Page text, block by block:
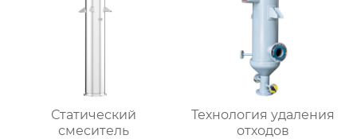
Статический
смеситель
Технология удаления
отходов